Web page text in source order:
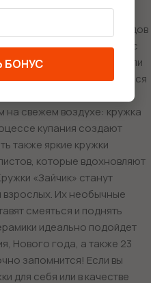
кролика-футболиста,
любителей зимних видов
сноубордиста, который с
зайчика на скутере или
заставят вас улыбнуться
стоит забывать о
на свежем воздухе: кружка
купания создают
также яркие кружки
которые вдохновляют
«Зайчик» станут
взрослых. Их необычные
смеяться и поднять
идеально подойдет
Нового года, а также 23
запомнится! Если вы
для себя или в качестве
БОНУС